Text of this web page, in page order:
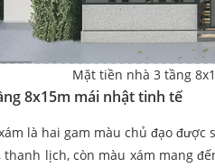
Mặt tiền nhà 3 tầng
8x15m mái nhật tinh tế
là hai gam màu chủ đạo được
lịch, còn màu xám mang